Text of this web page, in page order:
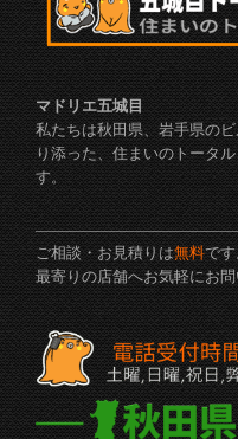
マドリエ五城目
私たちは秋田県、岩手県の
り添った、住まいのトータ
す。
ご相談・お見積りは無料で
最寄りの店舗へお気軽にお